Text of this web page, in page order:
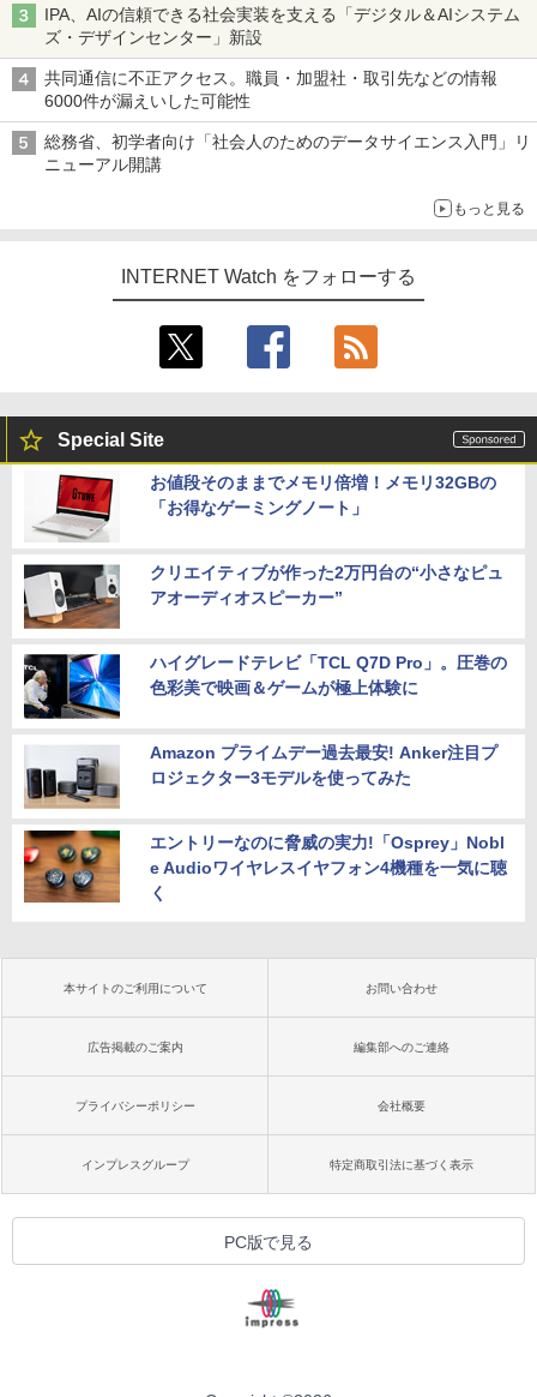
IPA、AIの信頼できる社会実装を支える「デジタル＆AIシステム
ズ・デザインセンター」新設
共同通信に不正アクセス。職員・加盟社・取引先などの情報
6000件が漏えいした可能性
総務省、初学者向け「社会人のためのデータサイエンス入門」リ
ニューアル開講
もっと見る
INTERNET Watch をフォローする
Special Site
お値段そのままでメモリ倍増！メモリ32GBの
「お得なゲーミングノート」
クリエイティブが作った2万円台の“小さなピュ
アオーディオスピーカー”
ハイグレードテレビ「TCL Q7D Pro」。圧巻の
色彩美で映画＆ゲームが極上体験に
Amazon プライムデー過去最安! Anker注目プ
ロジェクター3モデルを使ってみた
エントリーなのに脅威の実力!「Osprey」Nobl
e Audioワイヤレスイヤフォン4機種を一気に聴
く
本サイトのご利用について お問い合わせ
広告掲載のご案内 編集部へのご連絡
プライバシーポリシー 会社概要
インプレスグループ 特定商取引法に基づく表示
PC版で見る